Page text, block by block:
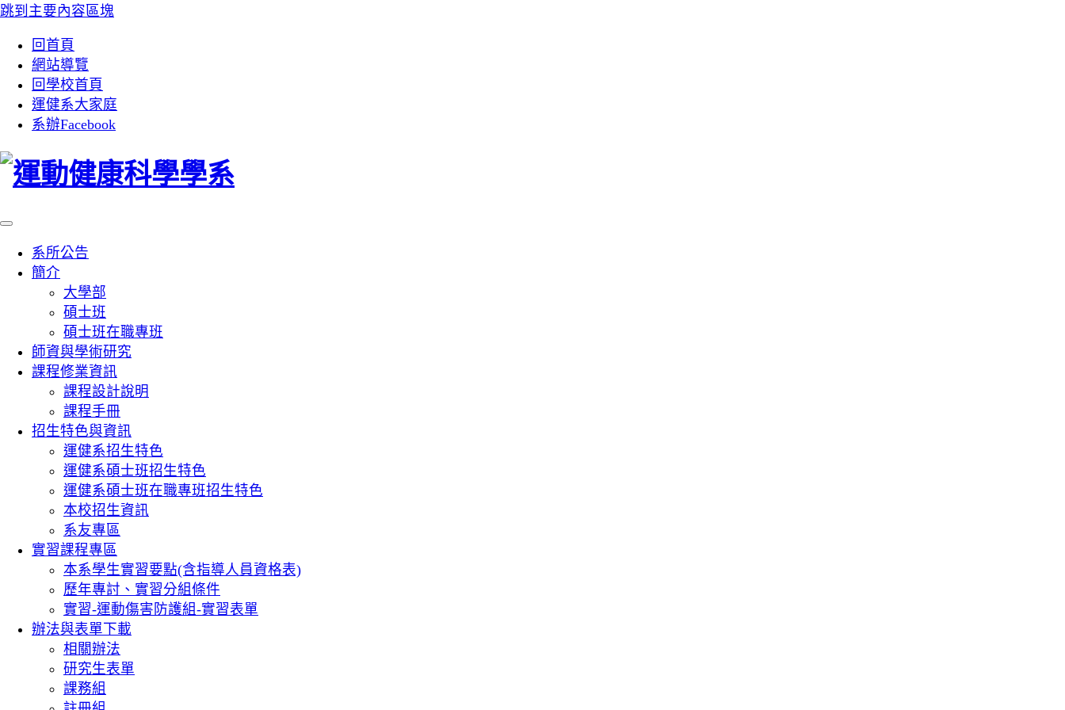
跳到主要內容區塊
回首頁
網站導覽
回學校首頁
運健系大家庭
系辦Facebook
系所公告
簡介
大學部
碩士班
碩士班在職專班
師資與學術研究
課程修業資訊
課程設計說明
課程手冊
招生特色與資訊
運健系招生特色
運健系碩士班招生特色
運健系碩士班在職專班招生特色
本校招生資訊
系友專區
實習課程專區
本系學生實習要點(含指導人員資格表)
歷年專討、實習分組條件
實習-運動傷害防護組-實習表單
辦法與表單下載
相關辦法
研究生表單
課務組